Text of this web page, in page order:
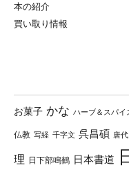
本の紹介
買い取り情報
お菓子 かな ハーブ＆スパイ
仏教 写経 千字文 呉昌碩 唐代
理 日下部鳴鶴 日本書道